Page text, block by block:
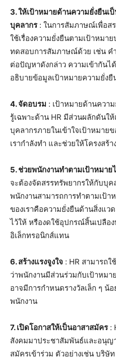
3. ให้เป้าหมายด้านความยั่งยืนเ
บุคลากร: ในการสัมภาษณ์เพื่อส
ใช้เรื่องความยั่งยืนตามเป้าหมา
ทดสอบการสัมภาษณ์ด้วย เช่น ค
ต่อปัญหาดังกล่าว ความเข้ากัน
อธิบายข้อมูลเป้าหมายความยั่ง
4. จัดอบรม : เป้าหมายด้านควา
รู้เฉพาะด้าน HR มีส่วนผลักดันใ
บุคลากรภายในเข้าใจเป้าหมาย
เรากำลังทำ และช่วยให้โครงสร้
5. ช่วยพนักงานทำตามเป้าหมาย
จะต้องจัดสรรทรัพยากรให้กับบุ
พนักงานสามารถการทำตามเป้า
ของเราคือความยั่งยืนด้านสิ่งแว
ไว้ให้ หรืองดใช้อุปกรณ์สิ้นเปลือ
อิเล็กทรอนิกส์แทน
6. สร้างแรงจูงใจ : HR สามารถใ
ว่าพนักงานมีส่วนร่วมกับเป้าหม
อาจมีการกำหนดรางวัลเล็ก ๆ น้
พนักงาน
7. เปิดโอกาสให้เป็นอาสาสมัคร:
สังคมมาประชาสัมพันธ์และอนุญ
สมัครเข้าร่วม ตัวอย่างเช่น บริษั